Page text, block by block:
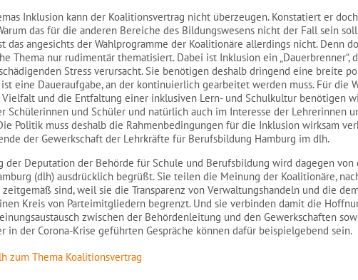
Inklusion kann der Koalitionsvertrag nicht überzeugen. Konstatiert er
das für die anderen Bereiche des Bildungswesens nicht der Fall sein
das angesichts der Wahlprogramme der Koalitionäre allerdings nicht. Denn
Thema nur rudimentär thematisiert. Dabei ist Inklusion ein „Dauerbrenner“,
Stress verursacht. Sie benötigen deshalb dringend eine breite
eine Daueraufgabe, an der kontinuierlich gearbeitet werden muss. Für die
Vielfalt und die Entfaltung einer inklusiven Lern- und Schulkultur benötigen
Schülerinnen und Schüler und natürlich auch im Interesse der Lehrerinnen
Politik muss deshalb die Rahmenbedingungen für die Inklusion wirksam
der Gewerkschaft der Lehrkräfte für Berufsbildung Hamburg im dlh.
der Deputation der Behörde für Schule und Berufsbildung wird dagegen von
(dlh) ausdrücklich begrüßt. Sie teilen die Meinung der Koalitionäre,
sind, weil sie die Transparenz von Verwaltungshandeln und die
Kreis von Parteimitgliedern begrenzt. Und sie verbinden damit die
zwischen der Behördenleitung und den Gewerkschaften
in der Corona-Krise geführten Gespräche können dafür beispielgebend sein.
zum Thema Koalitionsvertrag